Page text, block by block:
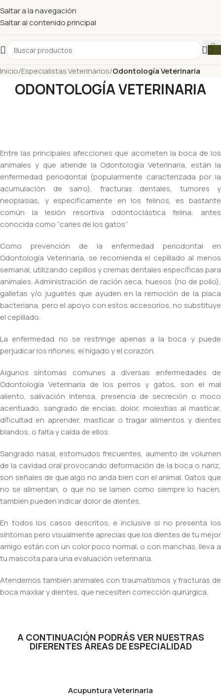
Saltar a la navegación
Saltar al contenido principal
Inicio/Especialistas Veterinarios/Odontología Veterinaria
ODONTOLOGÍA VETERINARIA
Entre las principales afecciones que acometen la boca de los
animales y que atiende la Odontología Veterinaria, están la
enfermedad periodontal (popularmente caracterizada por la
acumulación de sarro), fracturas dentales, tumores y
neoplasias, y específicamente en los felinos, es bastante
común la lesión resortiva odontoclástica felina, antes
conocida como “caries de los gatos”
Como prevención de la enfermedad periodontal en
Odontología Veterinaria, se recomienda el cepillado al menos
semanal, utilizando cepillos y cremas dentales específicas para
animales. Administración de ración seca, huesos (no de pollo),
galletas y/o juguetes que ayuden en la remoción de la placa
bacteriana, pero el apoyo con estos accesorios, no substituye
el cepillado.
La enfermedad no se restringe apenas a la boca y puede
perjudicar los riñones, el hígado y el corazón.
Algunos síntomas comunes a diversas enfermedades de
Odontología Veterinaria de los perros y gatos, son el mal
aliento, salivación intensa, presencia de secreción o moco
acentuado, sangrado de encías, dolor, molestias al masticar,
dificultad en aprender, masticar o tragar alimentos y dientes
blandos, o falta y caída de ellos.
Sangrado nasal, estornudos frecuentes, aumento de volumen
de la cavidad oral provocando deformación de la boca o nariz,
son señales de que algo no anda bien con el animal. Gatos que
no se alimentan, o que no se lamen como siempre lo hacen,
también pueden indicar dolor de dientes.
En todos los casos descritos, e inclusive si no presenta los
síntomas pero visualmente aprecias que los dientes de tu mejor
amigo están con un color poco normal, o con manchas, lleva a
tu mascota para una evaluación veterinaria.
Atendemos también animales con traumatismos y fracturas de
boca maxilar y dientes, que necesiten corrección quirúrgica.
A CONTINUACIÓN PODRÁS VER NUESTRAS
DIFERENTES ÁREAS DE ESPECIALIDAD
Acupuntura Veterinaria